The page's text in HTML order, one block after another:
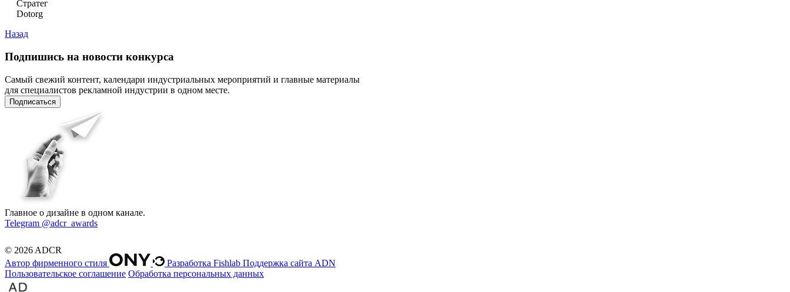
Стратег
Dotorg
Назад
Подпишись на новости конкурса
Самый свежий контент, календари индустриальных мероприятий и главные материалы
для специалистов рекламной индустрии в одном месте.
Подписаться
Главное о дизайне в одном канале.
Telegram @adcr_awards
© 2026 ADCR
Автор фирменного стиля
Разработка Fishlab Поддержка сайта ADN
Пользовательское соглашение Обработка персональных данных